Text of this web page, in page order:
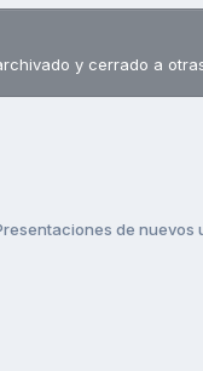
y cerrado a
de nuevos